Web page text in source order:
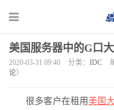
美国服务器中的G口
2020-03-31 09:40 分类： IDC
论）
很多客户在租用美国